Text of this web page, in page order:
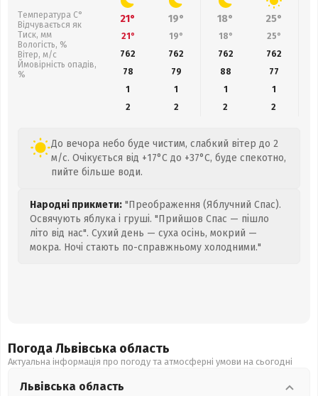
Температура С°
Відчувається як
Тиск, мм
Вологість, %
Вітер, м/с
Ймовірність опадів,
%
21° 19° 18° 25°
21° 19° 18° 25°
762
762 762 762
78
79 88
77
1
1 1
1
2
2 2 2
До вечора небо буде чистим, слабкий вітер до 2
м/с. Очікується від +17°C до +37°C, буде спекотно,
пийте більше води.
Народні прикмети: "Преображення (Яблучний Спас).
Освячують яблука і груші. "Прийшов Спас — пішло
літо від нас". Сухий день — суха осінь, мокрий —
мокра. Ночі стають по-справжньому холодними."
Погода Львівська область
Актуальна інформація про погоду та атмосферні умови на сьогодні
Львівська область